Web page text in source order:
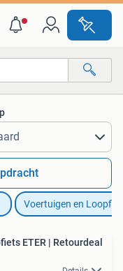
Voertuigen en
ETER | Retourdeal